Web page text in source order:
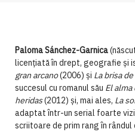
Paloma Sánchez-Garnica
licențiată în drept, geografie și
gran arcano(2006) și La brisa
succesul cu romanul său El alma
heridas(2012) și, mai ales, La
adaptat într-un serial foarte
scriitoare de prim rang în